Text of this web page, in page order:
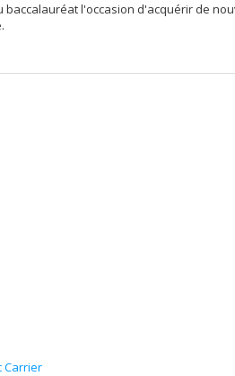
l'occasion d'acquérir de
Carrier